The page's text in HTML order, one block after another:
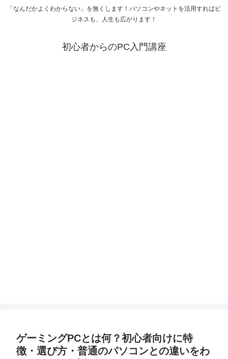
「なんだかよくわからない」を無くします！パソコンやネットを活用すればビ
ジネスも、人生も広がります！
初心者からのPC入門講座
ゲーミングPCとは何？初心者向けに特
徴・選び方・普通のパソコンとの違いをわ